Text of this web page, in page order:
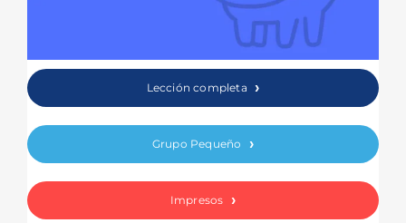
Lección completa
Grupo Pequeño
Impresos